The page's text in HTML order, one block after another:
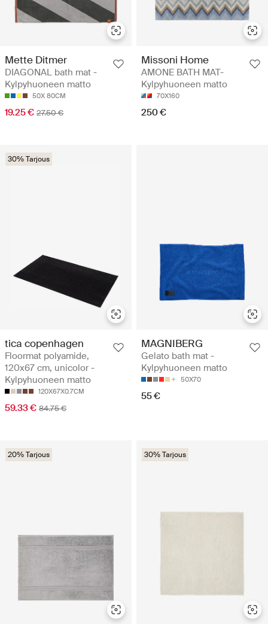
Mette Ditmer
DIAGONAL bath mat -
Kylpyhuoneen matto
50X 80CM
19.25 € 27.50 €
Missoni Home
AMONE BATH MAT-
Kylpyhuoneen matto
70X160
250 €
30% Tarjous
tica copenhagen
Floormat polyamide,
120x67 cm, unicolor -
Kylpyhuoneen matto
120X67X0.7CM
59.33 € 84.75 €
MAGNIBERG
Gelato bath mat -
Kylpyhuoneen matto
50X70
55 €
20% Tarjous 30% Tarjous